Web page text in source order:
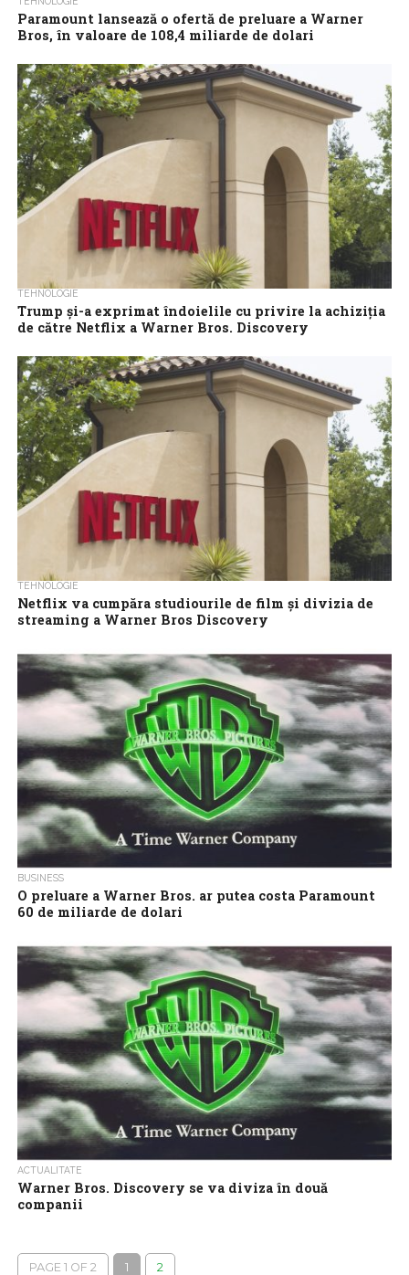
Paramount lansează o ofertă de preluare a Warner
Bros, în valoare de 108,4 miliarde de dolari
de preluare a Warner Bros Discovery (WBD), în valoare de 108,4
miliarde...
TEHNOLOGIE
Trump și-a exprimat îndoielile cu privire la achiziția
de către Netflix a Warner Bros. Discovery
îndoielile cu privire la achiziția de către Netflix a Warner Bros.
Discovery (WBD), subliniind că gigantul...
TEHNOLOGIE
Netflix va cumpăra studiourile de film și divizia de
streaming a Warner Bros Discovery
la un acord pentru preluarea studiourilor de film și televiziune
Warner...
BUSINESS
O preluare a Warner Bros. ar putea costa Paramount
60 de miliarde de dolari
Paramount Global, ar putea fi nevoit să plătească aproximativ 60
de miliarde de...
ACTUALITATE
Warner Bros. Discovery se va diviza în două
companii
două entităţi cotate la...
PAGE 1 OF 2 1 2